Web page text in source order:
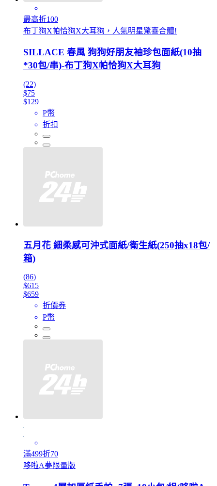
最高折100
布丁狗X帕恰狗X大耳狗，人氣明星驚喜合體!
SILLACE 春風 狗狗好朋友袖珍包面紙(10抽
*30包/串)-布丁狗X帕恰狗X大耳狗
(22)
$75
$129
P幣
折扣
五月花 細柔感可沖式面紙/衛生紙(250抽x18包/
箱)
(86)
$615
$659
折價券
P幣
滿499折70
哆啦A夢限量版